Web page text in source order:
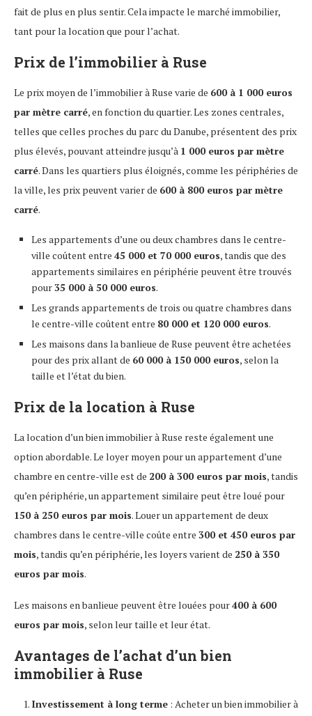
fait de plus en plus sentir. Cela impacte le marché immobilier,
tant pour la location que pour l’achat.
Prix de l’immobilier à Ruse
Le prix moyen de l’immobilier à Ruse varie de 600 à 1 000 euros
par mètre carré, en fonction du quartier. Les zones centrales,
telles que celles proches du parc du Danube, présentent des prix
plus élevés, pouvant atteindre jusqu’à 1 000 euros par mètre
carré. Dans les quartiers plus éloignés, comme les périphéries de
la ville, les prix peuvent varier de 600 à 800 euros par mètre
carré.
Les appartements d’une ou deux chambres dans le centre-
ville coûtent entre 45 000 et 70 000 euros, tandis que des
appartements similaires en périphérie peuvent être trouvés
pour35 000 à 50 000 euros.
Les grands appartements de trois ou quatre chambres dans
le centre-ville coûtent entre 80 000 et 120 000 euros.
Les maisons dans la banlieue de Ruse peuvent être achetées
pour des prix allant de 60 000 à 150 000 euros, selon la
taille et l’état du bien.
Prix de la location à Ruse
La location d’un bien immobilier à Ruse reste également une
option abordable. Le loyer moyen pour un appartement d’une
chambre en centre-ville est de 200 à 300 euros par mois, tandis
qu’en périphérie, un appartement similaire peut être loué pour
150 à 250 euros par mois. Louer un appartement de deux
chambres dans le centre-ville coûte entre 300 et 450 euros par
mois, tandis qu’en périphérie, les loyers varient de 250 à 350
euros par mois.
Les maisons en banlieue peuvent être louées pour400 à 600
euros par mois, selon leur taille et leur état.
Avantages de l’achat d’un bien
immobilier à Ruse
Investissement à long terme : Acheter un bien immobilier à